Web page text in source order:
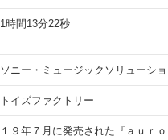
1時間13分22秒
ソニー・ミュージックソリューシ
トイズファクトリー
１９年７月に発売された『ａｕ